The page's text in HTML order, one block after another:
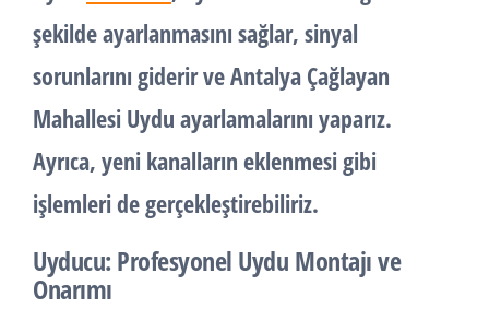
şekilde ayarlanmasını sağlar, sinyal
sorunlarını giderir ve Antalya Çağlayan
Mahallesi Uydu ayarlamalarını yaparız.
Ayrıca, yeni kanalların eklenmesi gibi
işlemleri de gerçekleştirebiliriz.
Uyducu: Profesyonel Uydu Montajı ve
Onarımı